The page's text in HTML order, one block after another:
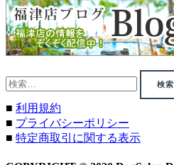
検
索:
■ 利用規約
■ プライバシーポリシー
■ 特定商取引に関する表示